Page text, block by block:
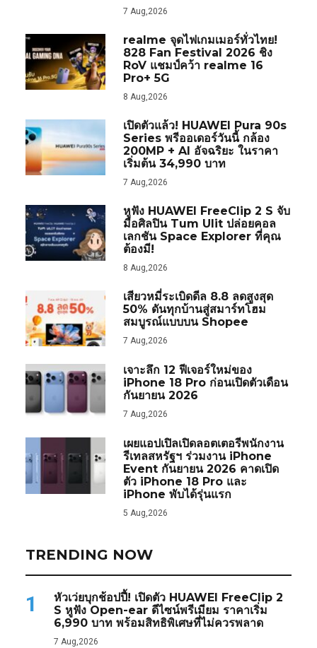
7 Aug,2026
realme จุดไฟเกมเมอร์ทั่วไทย!
828 Fan Festival 2026 ชิง
RoV แชมป์คว้า realme 16
Pro+ 5G
8 Aug,2026
เปิดตัวแล้ว! HUAWEI Pura 90s
Series พรีออเดอร์วันนี้ กล้อง
200MP + AI อัจฉริยะ ในราคา
เริ่มต้น 34,990 บาท
7 Aug,2026
หูฟัง HUAWEI FreeClip 2 S จับ
มือศิลปิน Tum Ulit ปล่อยคอล
เลกชัน Space Explorer ที่คุณ
ต้องมี!
8 Aug,2026
เสียวหมี่ระเบิดดีล 8.8 ลดสูงสุด
50% ดันทุกบ้านสู่สมาร์ทโฮม
สมบูรณ์แบบบน Shopee
7 Aug,2026
เจาะลึก 12 ฟีเจอร์ใหม่ของ
iPhone 18 Pro ก่อนเปิดตัวเดือน
กันยายน 2026
7 Aug,2026
เผยแอปเปิลเปิดลอตเตอรีพนักงาน
รีเทลสหรัฐฯ ร่วมงาน iPhone
Event กันยายน 2026 คาดเปิด
ตัว iPhone 18 Pro และ
iPhone พับได้รุ่นแรก
5 Aug,2026
TRENDING NOW
1
หัวเว่ยบุกช้อปปี้! เปิดตัว HUAWEI FreeClip 2
S หูฟัง Open-ear ดีไซน์พรีเมียม ราคาเริ่ม
6,990 บาท พร้อมสิทธิพิเศษที่ไม่ควรพลาด
7 Aug,2026